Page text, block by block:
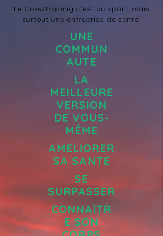
Le Crosstraining c'est du sport, mais
surtout une entreprise de santé.
UNE
COMMUN
AUTE
LA
MEILLEURE
VERSION
DE VOUS-
MÊME
AMELIORER
SA SANTE
SE
SURPASSER
CONNAîTR
E SON